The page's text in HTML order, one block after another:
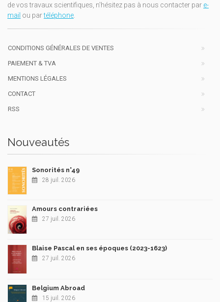
de vos travaux scientifiques, n'hésitez pas à nous contacter par e-
mail ou partéléphone
CONDITIONS GÉNÉRALES DE VENTES
PAIEMENT & TVA
MENTIONS LÉGALES
CONTACT
RSS
Nouveautés
Sonorités n°49
28 juil. 2026
Amours contrariées
27 juil. 2026
Blaise Pascal en ses époques (2023-1623)
27 juil. 2026
Belgium Abroad
15 juil. 2026